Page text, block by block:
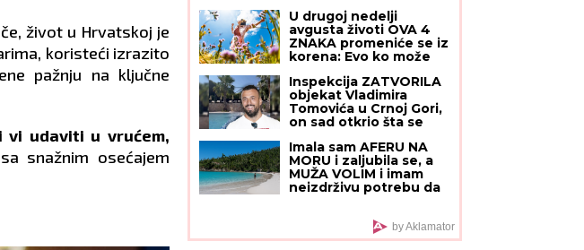
život u Hrvatskoj je
koristeći izrazito
pažnju na ključne
vi udaviti u vrućem,
snažnim osećajem
TAJAC: "Joj, ovo
izgleda kao žuljevi"
U drugoj nedelji
avgusta životi OVA 4
ZNAKA promeniće se iz
korena: Evo ko može
SUDBONOSNOM
SUSRETU, a koga čeka
poslovna ponuda IZ
SNOVA
Inspekcija ZATVORILA
objekat Vladimira
Tomovića u Crnoj Gori,
on sad otkrio šta se
neću im zaboraviti"
Imala sam AFERU NA
MORU i zaljubila se, a
MUŽA VOLIM i imam
neizdrživu potrebu da
pametnije da ĆUTIM?
by Aklamator